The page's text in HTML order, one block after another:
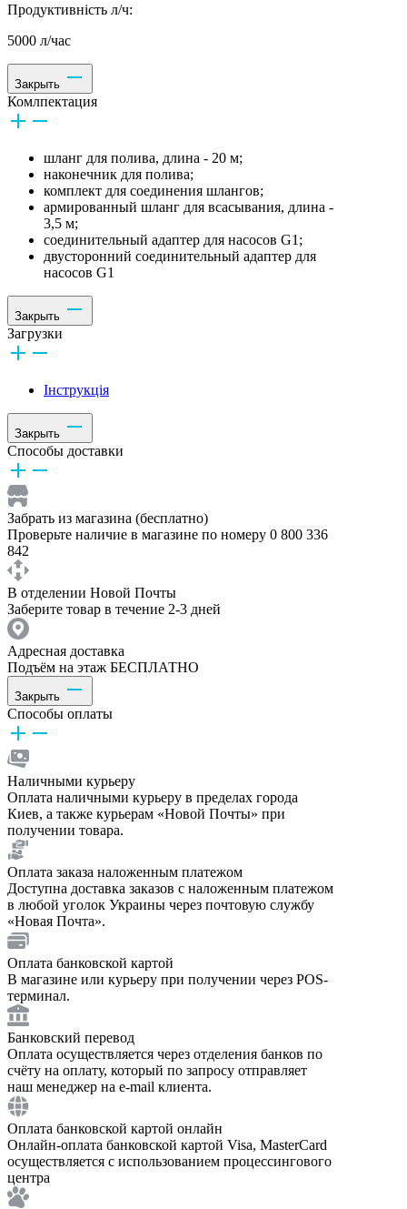
Продуктивність л/ч:
5000 л/час
Закрыть
Комлпектация
шланг для полива, длина - 20 м;
наконечник для полива;
комплект для соединения шлангов;
армированный шланг для всасывания, длина -
3,5 м;
соединительный адаптер для насосов G1;
двусторонний соединительный адаптер для
насосов G1
Закрыть
Загрузки
Інструкція
Закрыть
Способы доставки
Забрать из магазина (бесплатно)
Проверьте наличие в магазине по номеру 0 800 336
842
В отделении Новой Почты
Заберите товар в течение 2-3 дней
Адресная доставка
Подъём на этаж БЕСПЛАТНО
Закрыть
Способы оплаты
Наличными курьеру
Оплата наличными курьеру в пределах города
Киев, а также курьерам «Новой Почты» при
получении товара.
Оплата заказа наложенным платежом
Доступна доставка заказов с наложенным платежом
в любой уголок Украины через почтовую службу
«Новая Почта».
Оплата банковской картой
В магазине или курьеру при получении через POS-
терминал.
Банковский перевод
Оплата осуществляется через отделения банков по
счёту на оплату, который по запросу отправляет
наш менеджер на e-mail клиента.
Оплата банковской картой онлайн
Онлайн-оплата банковской картой Visa, MasterCard
осуществляется с использованием процессингового
центра